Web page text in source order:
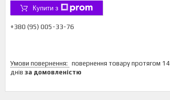
Купити з
+380 (95) 005-33-76
повернення товару протягом 14
днів за домовленістю